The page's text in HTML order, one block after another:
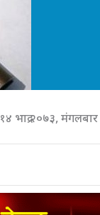
१४ भाद्र २०७३,